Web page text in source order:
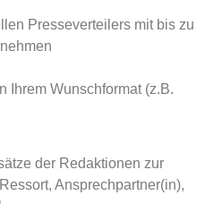
Presseverteilers mit bis zu
Ihrem Wunschformat (z.B.
der Redaktionen zur
Ansprechpartner(in),